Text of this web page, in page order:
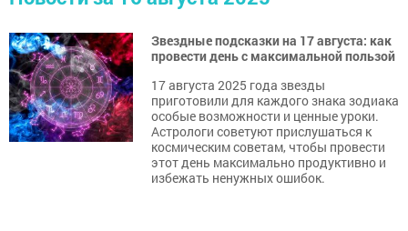
Звездные подсказки на 17 августа: как
провести день с максимальной пользой
17 августа 2025 года звезды
приготовили для каждого знака зодиака
особые возможности и ценные уроки.
Астрологи советуют прислушаться к
космическим советам, чтобы провести
этот день максимально продуктивно и
избежать ненужных ошибок.